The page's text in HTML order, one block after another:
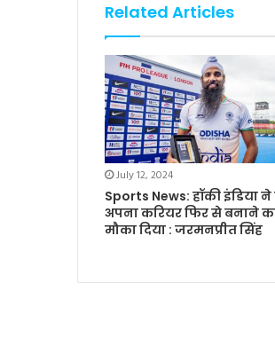
Related Articles
July 12, 2024
Sports News: हॉकी इंडिया
अपना करियर फिर से बनाने
मौका दिया : जरमनप्रीत सिंह